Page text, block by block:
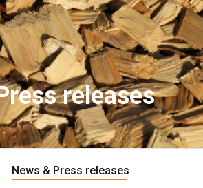
releases
News & Press releases